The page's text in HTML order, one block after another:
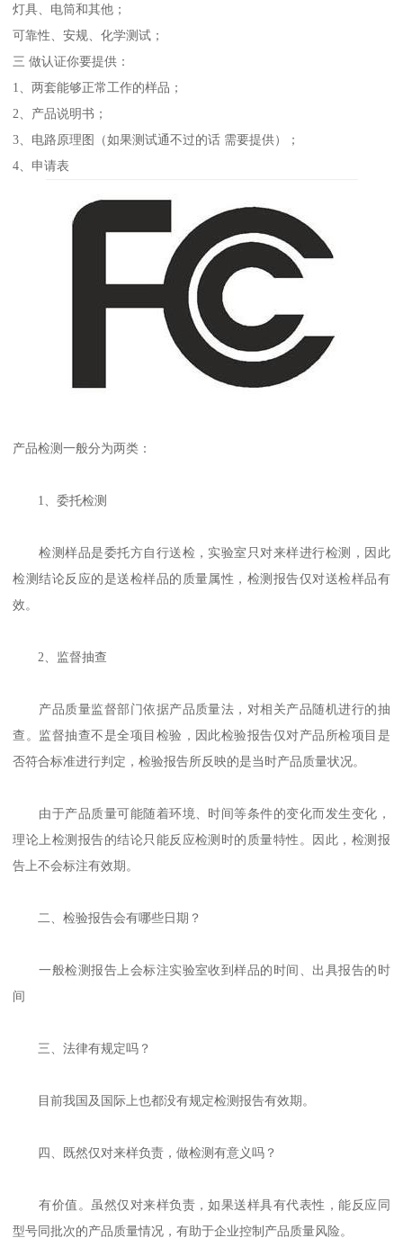
灯具、电筒和其他；
可靠性、安规、化学测试；
三 做认证你要提供：
1、两套能够正常工作的样品；
2、产品说明书；
3、电路原理图（如果测试通不过的话 需要提供）；
4、申请表
产品检测一般分为两类：
1、委托检测
检测样品是委托方自行送检，实验室只对来样进行检测，因此
检测结论反应的是送检样品的质量属性，检测报告仅对送检样品有
效。
2、监督抽查
产品质量监督部门依据产品质量法，对相关产品随机进行的抽
查。监督抽查不是全项目检验，因此检验报告仅对产品所检项目是
否符合标准进行判定，检验报告所反映的是当时产品质量状况。
由于产品质量可能随着环境、时间等条件的变化而发生变化，
理论上检测报告的结论只能反应检测时的质量特性。因此，检测报
告上不会标注有效期。
二、检验报告会有哪些日期？
一般检测报告上会标注实验室收到样品的时间、出具报告的时
间
三、法律有规定吗？
目前我国及国际上也都没有规定检测报告有效期。
四、既然仅对来样负责，做检测有意义吗？
有价值。虽然仅对来样负责，如果送样具有代表性，能反应同
型号同批次的产品质量情况，有助于企业控制产品质量风险。